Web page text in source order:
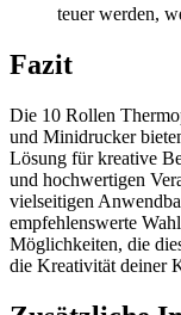
teuer werden,
Fazit
Die 10 Rollen
und Minidrucker
Lösung für kreative
und hochwertigen
vielseitigen
empfehlenswerte
Möglichkeiten, die
die Kreativität deiner